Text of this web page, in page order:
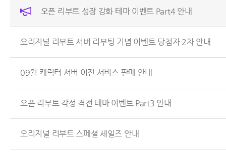
오픈 리부트 성장 강화 테마 이벤트 Part4 안내
오리지널 리부트 서버 리부팅 기념 이벤트 당첨자 2차 안내
09월 캐릭터 서버 이전 서비스 판매 안내
오픈 리부트 각성 격전 테마 이벤트 Part3 안내
오리지널 리부트 스페셜 세일즈 안내